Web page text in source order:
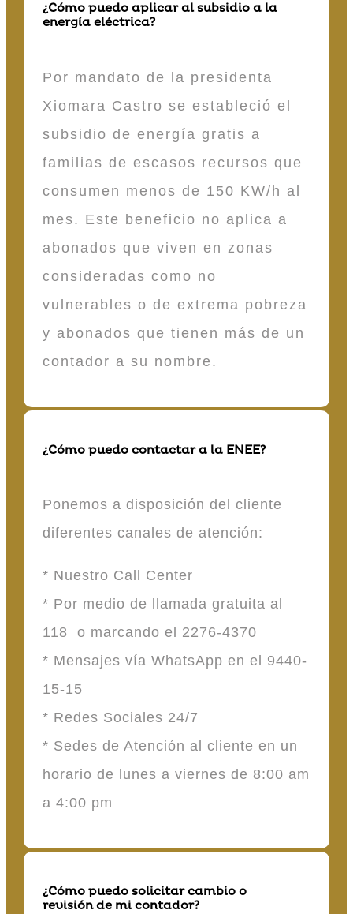
¿Cómo puedo aplicar al subsidio a la
energía eléctrica?
Por mandato de la presidenta
Xiomara Castro se estableció el
subsidio de energía gratis a
familias de escasos recursos que
consumen menos de 150 KW/h al
mes. Este beneficio no aplica a
abonados que viven en zonas
consideradas como no
vulnerables o de extrema pobreza
y abonados que tienen más de un
contador a su nombre.
¿Cómo puedo contactar a la ENEE?
Ponemos a disposición del cliente
diferentes canales de atención:
* Nuestro Call Center
* Por medio de llamada gratuita al
118 o marcando el 2276-4370
* Mensajes vía WhatsApp en el 9440-
15-15
* Redes Sociales 24/7
* Sedes de Atención al cliente en un
horario de lunes a viernes de 8:00 am
a 4:00 pm
¿Cómo puedo solicitar cambio o
revisión de mi contador?